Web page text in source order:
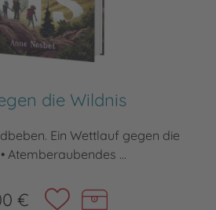
die Wildnis
Ein Wettlauf gegen die
Atemberaubendes ...
€